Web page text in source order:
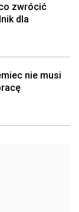
zwrócić
dla
nie musi